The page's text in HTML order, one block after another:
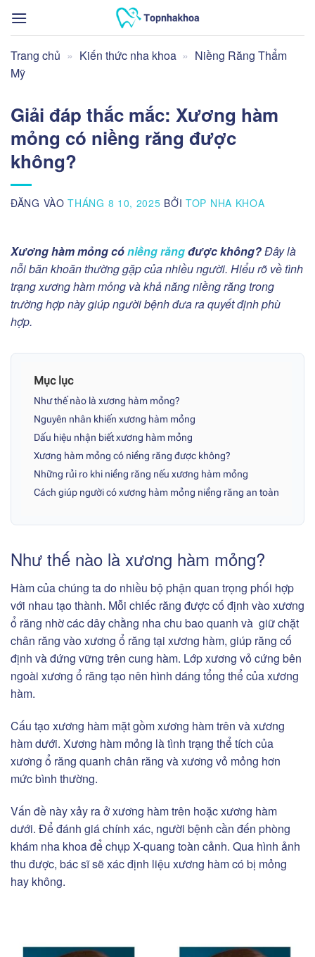
qua
dung
Trang chủ » Kiến thức nha khoa » Niềng Răng Thẩm
Mỹ
Giải đáp thắc mắc: Xương hàm
mỏng có niềng răng được
không?
ĐĂNG VÀOTHÁNG 8 10, 2025 BỞITOP NHA KHOA
Xương hàm mỏng cóniềng răngđược không?Đây là
nỗi băn khoăn thường gặp của nhiều người. Hiểu rõ về tình
trạng xương hàm mỏng và khả năng niềng răng trong
trường hợp này giúp người bệnh đưa ra quyết định phù
hợp.
Mục lục
Như thế nào là xương hàm mỏng?
Nguyên nhân khiến xương hàm mỏng
Dấu hiệu nhận biết xương hàm mỏng
Xương hàm mỏng có niềng răng được không?
Những rủi ro khi niềng răng nếu xương hàm mỏng
Cách giúp người có xương hàm mỏng niềng răng an toàn
Như thế nào là xương hàm mỏng?
Hàm của chúng ta do nhiều bộ phận quan trọng phối hợp
với nhau tạo thành. Mỗi chiếc răng được cố định vào xương
ổ răng nhờ các dây chằng nha chu bao quanh và giữ chặt
chân răng vào xương ổ răng tại xương hàm, giúp răng cố
định và đứng vững trên cung hàm. Lớp xương vỏ cứng bên
ngoài xương ổ răng tạo nên hình dáng tổng thể của xương
hàm.
Cấu tạo xương hàm mặt gồm xương hàm trên và xương
hàm dưới. Xương hàm mỏng là tình trạng thể tích của
xương ổ răng quanh chân răng và xương vỏ mỏng hơn
mức bình thường.
Vấn đề này xảy ra ở xương hàm trên hoặc xương hàm
dưới. Để đánh giá chính xác, người bệnh cần đến phòng
khám nha khoa để chụp X-quang toàn cảnh. Qua hình ảnh
thu được, bác sĩ sẽ xác định liệu xương hàm có bị mỏng
hay không.